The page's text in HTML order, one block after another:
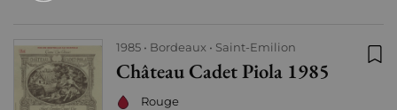
1985 Bordeaux Saint-Emilion
Château Cadet Piola 1985
Rouge